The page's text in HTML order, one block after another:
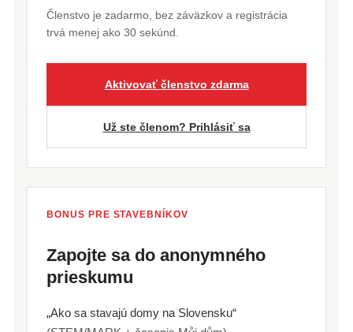
Členstvo je zadarmo, bez záväzkov a registrácia
trvá menej ako 30 sekúnd.
Aktivovať členstvo zdarma
Už ste členom? Prihlásiť sa
BONUS PRE STAVEBNÍKOV
Zapojte sa do anonymného
prieskumu
„Ako sa stavajú domy na Slovensku“